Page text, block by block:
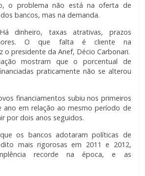
o problema não está na oferta de
bancos, mas na demanda.
dinheiro, taxas atrativas, prazos
O que falta é cliente na
o presidente da Anef, Décio Carbonari.
mostram que o porcentual de
praticamente não se alterou
financiamentos subiu nos primeiros
ano em relação ao mesmo período de
por dois anos seguidos.
os bancos adotaram políticas de
mais rigorosas em 2011 e 2012,
recorde na época, e as